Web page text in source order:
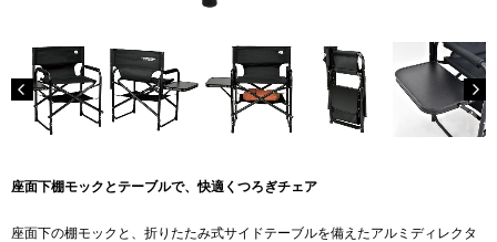
座面下棚モックとテーブルで、快適くつろぎチェア
座面下の棚モックと、折りたたみ式サイドテーブルを備えたアルミディレクタ